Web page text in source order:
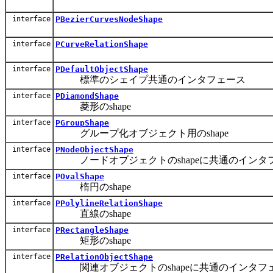
interface PBezierCurvesNodeShape
interface PCurveRelationShape
interface PDefaultObjectShape
標準のシェイプ共通のインタフェース
interface PDiamondShape
菱形のshape
interface PGroupShape
グループ化オブジェクト用のshape
interface PNodeObjectShape
ノードオブジェクトのshapeに共通のインタ
interface POvalShape
楕円のshape
interface PPolylineRelationShape
直線のshape
interface PRectangleShape
矩形のshape
interface PRelationObjectShape
関連オブジェクトのshapeに共通のインタフ